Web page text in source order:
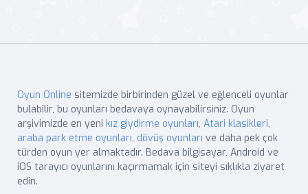
Oyun Online sitemizde birbirinden güzel ve eğlenceli oyunlar
bulabilir, bu oyunları bedavaya oynayabilirsiniz. Oyun
arşivimizde en yeni kız giydirme oyunları, Atari klasikleri,
araba park etme oyunları, dövüş oyunları ve daha pek çok
türden oyun yer almaktadır. Bedava bilgisayar, Android ve
iOS tarayıcı oyunlarını kaçırmamak için siteyi sıklıkla ziyaret
edin.